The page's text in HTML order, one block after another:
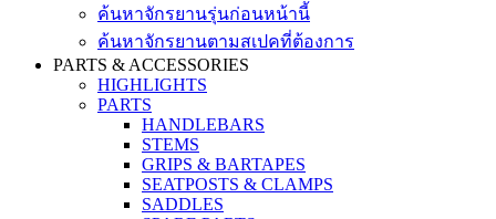
ค้นหาจักรยานรุ่นก่อนหน้านี้
ค้นหาจักรยานตามสเปคที่ต้องการ
PARTS & ACCESSORIES
HIGHLIGHTS
PARTS
HANDLEBARS
STEMS
GRIPS & BARTAPES
SEATPOSTS & CLAMPS
SADDLES